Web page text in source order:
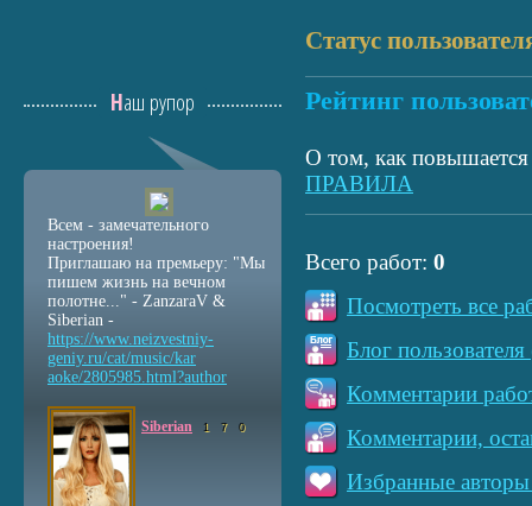
Статус
Рейтинг
О том, как повышается
ПРАВИЛА
Всего работ: 0
Посмотреть все
Блог
Комментарии
Комментарии,
Избранные авторы
Наш рупор
Всем - замечательного
настроения!
Приглашаю на премьеру: "Мы
пишем жизнь на вечном
полотне..." - ZanzaraV &
Siberian -
https://www.neizvestniy-
geniy.ru/cat/music/kar
aoke/2805985.html?author
Siberian 1 7 0